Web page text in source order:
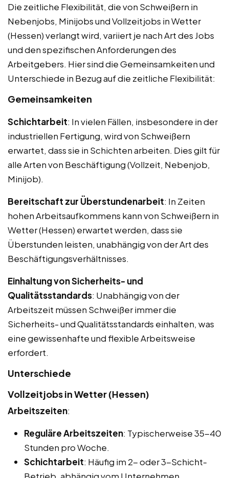
Die zeitliche Flexibilität, die von Schweißern in
Nebenjobs, Minijobs und Vollzeitjobs in Wetter
(Hessen) verlangt wird, variiert je nach Art des Jobs
und den spezifischen Anforderungen des
Arbeitgebers. Hier sind die Gemeinsamkeiten und
Unterschiede in Bezug auf die zeitliche Flexibilität:
Gemeinsamkeiten
Schichtarbeit: In vielen Fällen, insbesondere in der
industriellen Fertigung, wird von Schweißern
erwartet, dass sie in Schichten arbeiten. Dies gilt für
alle Arten von Beschäftigung (Vollzeit, Nebenjob,
Minijob).
Bereitschaft zur Überstundenarbeit: In Zeiten
hohen Arbeitsaufkommens kann von Schweißern in
Wetter (Hessen) erwartet werden, dass sie
Überstunden leisten, unabhängig von der Art des
Beschäftigungsverhältnisses.
Einhaltung von Sicherheits- und
Qualitätsstandards: Unabhängig von der
Arbeitszeit müssen Schweißer immer die
Sicherheits- und Qualitätsstandards einhalten, was
eine gewissenhafte und flexible Arbeitsweise
erfordert.
Unterschiede
Vollzeitjobs in Wetter (Hessen)
Arbeitszeiten:
Reguläre Arbeitszeiten: Typischerweise 35-40
Stunden pro Woche.
Schichtarbeit: Häufig im 2- oder 3-Schicht-